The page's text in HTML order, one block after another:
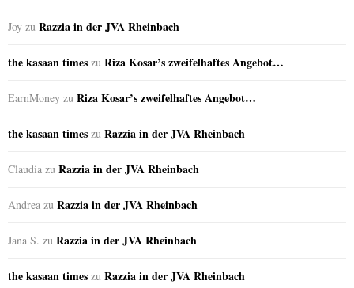
Joy zu Razzia in der JVA Rheinbach
the kasaan times zu Riza Kosar’s zweifelhaftes Angebot…
EarnMoney zu Riza Kosar’s zweifelhaftes Angebot…
the kasaan times zu Razzia in der JVA Rheinbach
Claudia zu Razzia in der JVA Rheinbach
Andrea zu Razzia in der JVA Rheinbach
Jana S. zu Razzia in der JVA Rheinbach
the kasaan times zu Razzia in der JVA Rheinbach